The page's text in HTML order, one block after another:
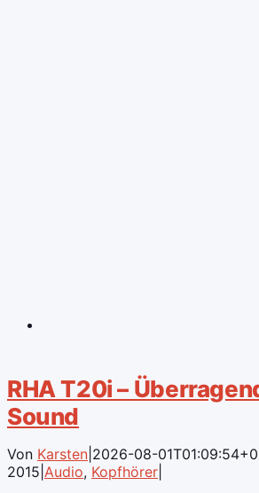
RHA T20i –
Sound
Von Karsten 2026-08-
2015 Audio, Kopfhörer